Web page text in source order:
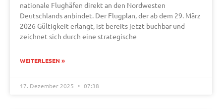
nationale Flughäfen direkt an den Nordwesten
Deutschlands anbindet. Der Flugplan, der ab dem 29. März
2026 Gültigkeit erlangt, ist bereits jetzt buchbar und
zeichnet sich durch eine strategische
WEITERLESEN »
17. Dezember 2025 07:38